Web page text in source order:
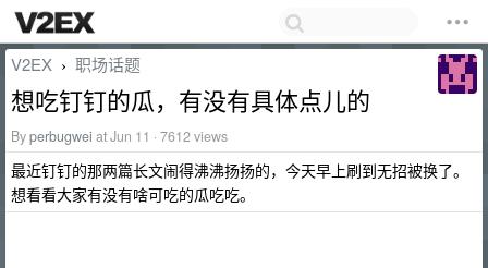
V2EX › 职场话题
想吃钉钉的瓜，有没有具体点儿的
Byperbugwei at Jun 11 · 7612 views
最近钉钉的那两篇长文闹得沸沸扬扬的，今天早上刷到无招被换了。
想看看大家有没有啥可吃的瓜吃吃。